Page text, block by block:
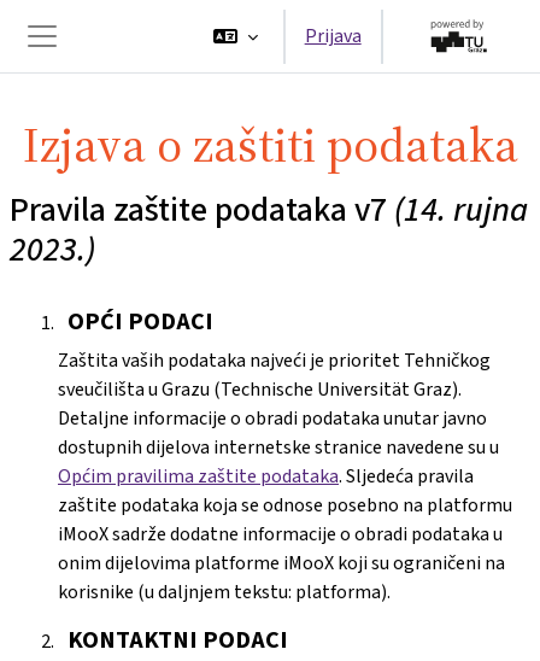
Bočni panel
Prijava
Izjava o zaštiti podataka
Pravila zaštite podataka v7 (14. rujna
2023.)
OPĆI PODACI
Zaštita vaših podataka najveći je prioritet Tehničkog
sveučilišta u Grazu (Technische Universität Graz).
Detaljne informacije o obradi podataka unutar javno
dostupnih dijelova internetske stranice navedene su u
Općim pravilima zaštite podataka. Sljedeća pravila
zaštite podataka koja se odnose posebno na platformu
iMooX sadrže dodatne informacije o obradi podataka u
onim dijelovima platforme iMooX koji su ograničeni na
korisnike (u daljnjem tekstu: platforma).
KONTAKTNI PODACI